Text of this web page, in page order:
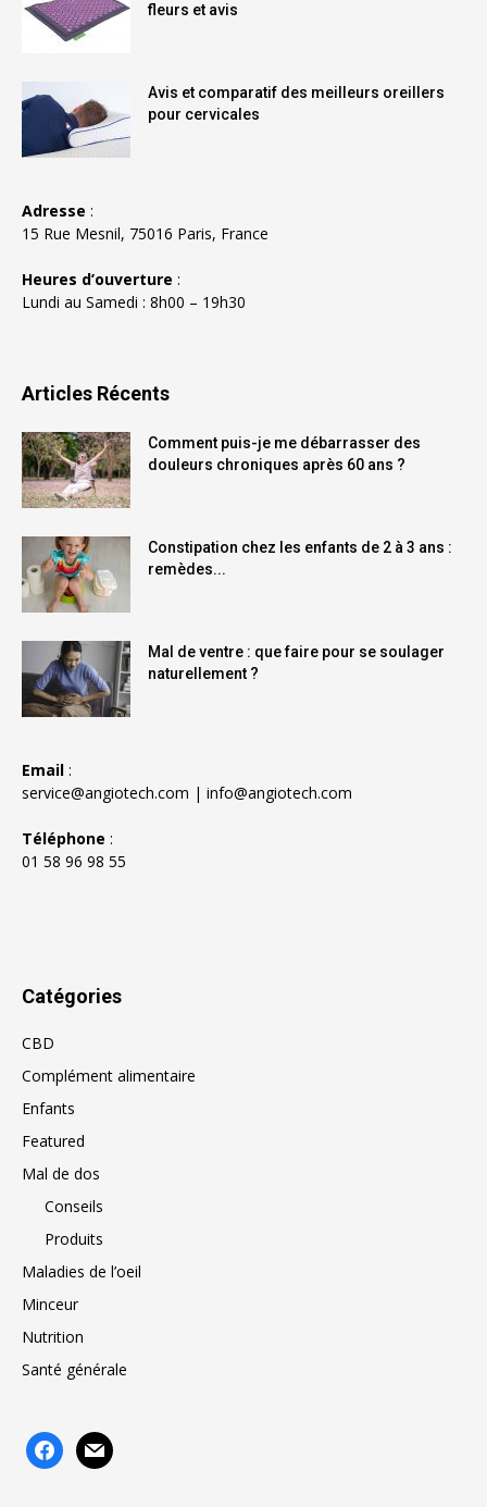
fleurs et avis
Avis et comparatif des meilleurs oreillers
pour cervicales
Adresse :
15 Rue Mesnil, 75016 Paris, France
Heures d’ouverture :
Lundi au Samedi : 8h00 – 19h30
Articles Récents
Comment puis-je me débarrasser des
douleurs chroniques après 60 ans ?
Constipation chez les enfants de 2 à 3 ans :
remèdes...
Mal de ventre : que faire pour se soulager
naturellement ?
Email :
service@angiotech.com | info@angiotech.com
Téléphone :
01 58 96 98 55
Catégories
CBD
Complément alimentaire
Enfants
Featured
Mal de dos
Conseils
Produits
Maladies de l’oeil
Minceur
Nutrition
Santé générale
facebookmail